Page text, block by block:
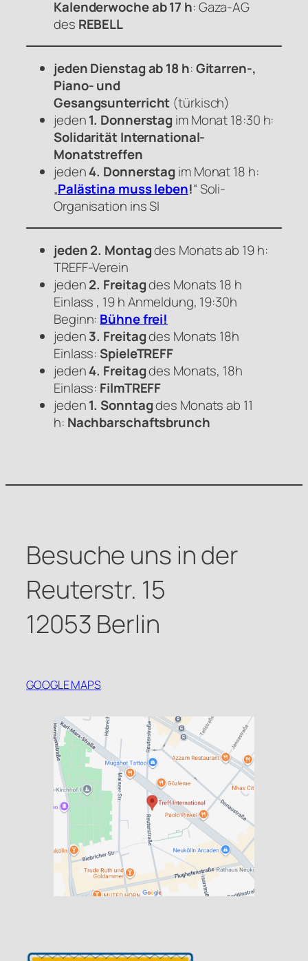
Kalenderwoche ab 17 h: Gaza-AG
des REBELL
jeden Dienstag ab 18 h:Gitarren-,
Piano- und
Gesangsunterricht (türkisch)
jeden1. Donnerstag im Monat 18:30 h:
Solidarität International-
Monatstreffen
jeden4. Donnerstag im Monat 18 h:
„Palästina muss leben!“ Soli-
Organisation ins SI
jeden 2. Montagdes Monats ab 19 h:
TREFF-Verein
jeden2. Freitagdes Monats 18 h
Einlass , 19 h Anmeldung, 19:30h
Beginn: Bühne frei!
jeden3. Freitagdes Monats 18h
Einlass:SpieleTREFF
jeden4. Freitagdes Monats, 18h
Einlass: FilmTREFF
jeden1. Sonntagdes Monats ab 11
h: Nachbarschaftsbrunch
Besuche uns in der
Reuterstr. 15
12053 Berlin
GOOGLE MAPS